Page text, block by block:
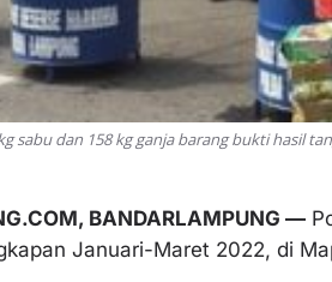
sabu dan 158 kg ganja barang bukti hasil
BANDARLAMPUNG —
Januari-Maret 2022, di